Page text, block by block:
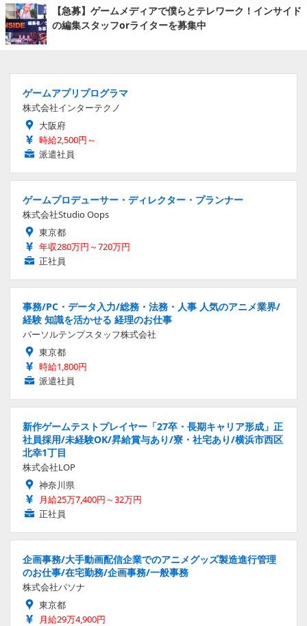
【急募】ゲームメディアで僕らとテレワーク！インサイド
の編集スタッフorライターを募集中
ゲームアプリプログラマ
株式会社インターテクノ
大阪府
時給2,500円～
派遣社員
ゲームプロデューサー・ディレクター・プランナー
株式会社Studio Oops
東京都
年収280万円～720万円
正社員
事務/PC・データ入力/総務・法務・人事 人気のアニメ業界/
経験 知識を活かせる 経理のお仕事
パーソルテンプスタッフ株式会社
東京都
時給1,800円
派遣社員
新作ゲームテストプレイヤー「27卒・長期キャリア形成」正
社員採用/未経験OK/昇給賞与あり/寮・社宅あり/横浜市西区
北幸1丁目
株式会社LOP
神奈川県
月給25万7,400円～32万円
正社員
企画事務/大手動画配信企業でのアニメグッズ製造進行管理
のお仕事/在宅勤務/企画事務/一般事務
株式会社パソナ
東京都
月給29万4,900円